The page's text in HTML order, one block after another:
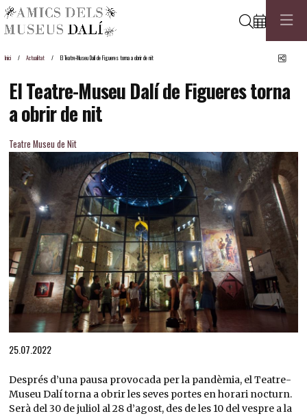
Cerca
Inici Actualitat El Teatre-Museu Dalí de Figueres torna a obrir de nit
El Teatre-Museu Dalí de Figueres torna
a obrir de nit
Teatre Museu de Nit
25.07.2022
Després d’una pausa provocada per la pandèmia, el Teatre-
Museu Dalí torna a obrir les seves portes en horari nocturn.
Serà del 30 de juliol al 28 d’agost, des de les 10 del vespre a la